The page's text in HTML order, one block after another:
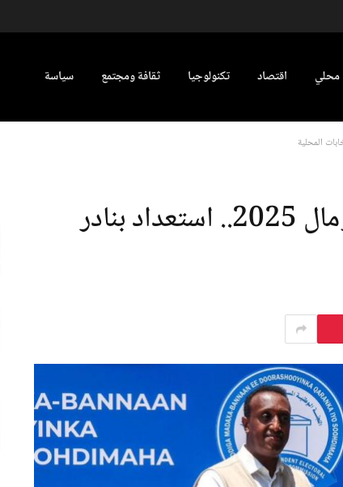
محلي اقتصاد تكنولوجيا ثقافة ومجتمع سياسة
توزيع بطاقات الناخبين في الصومال 2025.. استعداد بنادر